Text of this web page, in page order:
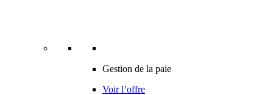
Gestion de la paie
Voir l’offre